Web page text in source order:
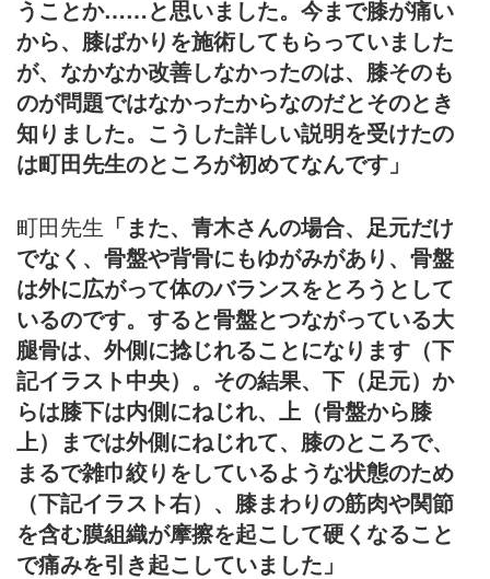
うことか……と思いました。今まで膝が痛い
から、膝ばかりを施術してもらっていました
が、なかなか改善しなかったのは、膝そのも
のが問題ではなかったからなのだとそのとき
知りました。こうした詳しい説明を受けたの
は町田先生のところが初めてなんです」
町田先生 「また、青木さんの場合、足元だけ
でなく、骨盤や背骨にもゆがみがあり、骨盤
は外に広がって体のバランスをとろうとして
いるのです。すると骨盤とつながっている大
腿骨は、外側に捻じれることになります（下
記イラスト中央）。その結果、下（足元）か
らは膝下は内側にねじれ、上（骨盤から膝
上）までは外側にねじれて、膝のところで、
まるで雑巾絞りをしているような状態のため
（下記イラスト右）、膝まわりの筋肉や関節
を含む膜組織が摩擦を起こして硬くなること
で痛みを引き起こしていました」